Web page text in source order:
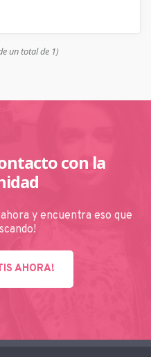
un total de 1)
con la
y encuentra eso que
AHORA!